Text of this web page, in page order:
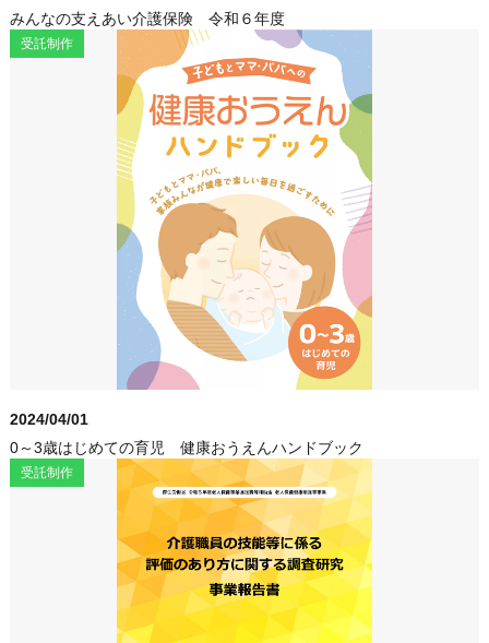
みんなの支えあい介護保険 令和６年度
受託制作
2024/04/01
0～3歳はじめての育児 健康おうえんハンドブック
受託制作